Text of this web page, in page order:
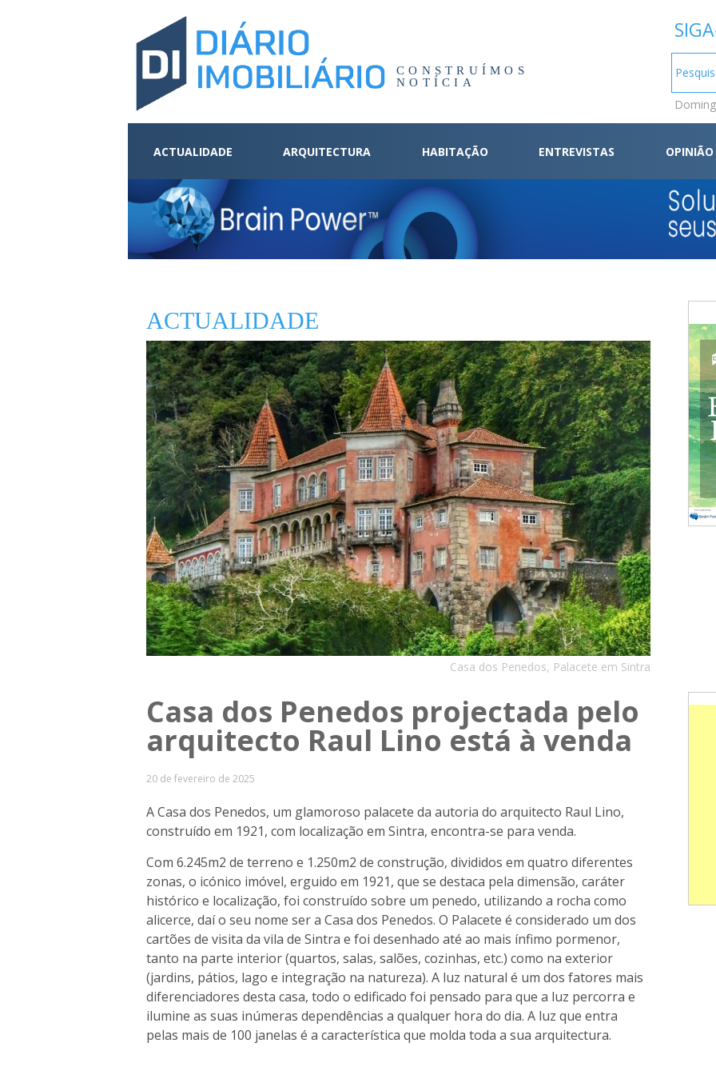
CONSTRUÍMOS
NOTÍCIA
ACTUALIDADE ARQUITECTURA HABITAÇÃO ENTREVISTAS OPINIÃO
ACTUALIDADE
Casa dos Penedos, Palacete em Sintra
Casa dos Penedos projectada pelo
arquitecto Raul Lino está à venda
20 de fevereiro de 2025
A Casa dos Penedos, um glamoroso palacete da autoria do arquitecto Raul Lino,
construído em 1921, com localização em Sintra, encontra-se para venda.
Com 6.245m2 de terreno e 1.250m2 de construção, divididos em quatro diferentes
zonas, o icónico imóvel, erguido em 1921, que se destaca pela dimensão, caráter
histórico e localização, foi construído sobre um penedo, utilizando a rocha como
alicerce, daí o seu nome ser a Casa dos Penedos. O Palacete é considerado um dos
cartões de visita da vila de Sintra e foi desenhado até ao mais ínfimo pormenor,
tanto na parte interior (quartos, salas, salões, cozinhas, etc.) como na exterior
(jardins, pátios, lago e integração na natureza). A luz natural é um dos fatores mais
diferenciadores desta casa, todo o edificado foi pensado para que a luz percorra e
ilumine as suas inúmeras dependências a qualquer hora do dia. A luz que entra
pelas mais de 100 janelas é a característica que molda toda a sua arquitectura.